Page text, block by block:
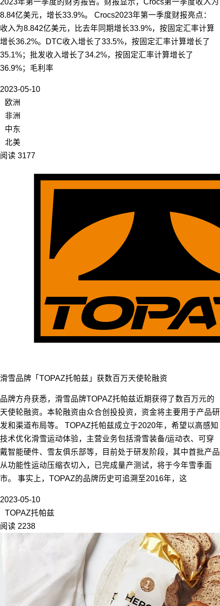
2023年第一季度的财务报告。财报显示，Crocs第一季度收入为
8.84亿美元，增长33.9%。 Crocs2023年第一季度财报亮点：
收入为8.842亿美元，比去年同期增长33.9%，按固定汇率计算
增长36.2%。DTC收入增长了33.5%，按固定汇率计算增长了
35.1%；批发收入增长了34.2%，按固定汇率计算增长了
36.9%；毛利率
2023-05-10
欧洲
非洲
中东
北美
阅读 3177
滑雪品牌「TOPAZ托帕兹」获数百万天使轮融资
品牌方舟获悉，滑雪品牌TOPAZ托帕兹近期获得了数百万元的
天使轮融资。本轮融资由众合创投投资，资金将主要用于产品研
发和渠道布局等。 TOPAZ托帕兹成立于2020年，希望以高感知
技术优化滑雪运动体验，主营业务包括滑雪装备/运动衣、可穿
戴智能硬件、雪友俱乐部等，目前处于研发阶段，其中首批产品
从功能性运动压缩衣切入，已完成量产测试，将于今年雪季面
市。 事实上，TOPAZ的品牌历史可追溯至2016年，这
2023-05-10
TOPAZ托帕兹
阅读 2238